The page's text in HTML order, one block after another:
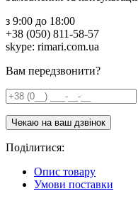
з 9:00 до 18:00
+38 (050) 811-58-57
skype: rimari.com.ua
Вам передзвонити?
Поділитися:
Опис товару
Умови поставки